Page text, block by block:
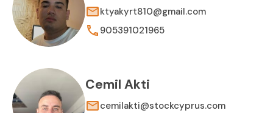
ktyakyrt810@gmail.com
905391021965
Cemil Akti
cemilakti@stockcyprus.com